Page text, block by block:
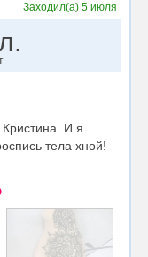
Заходил(а)5 июля
И я
тела хной!